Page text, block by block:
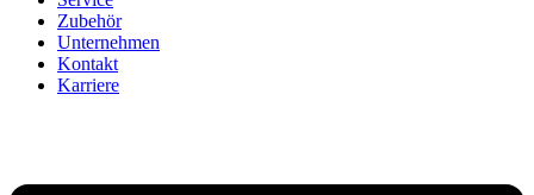
Zubehör
Unternehmen
Kontakt
Karriere